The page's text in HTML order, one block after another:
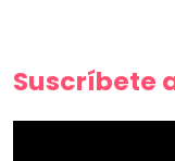
Suscríbete